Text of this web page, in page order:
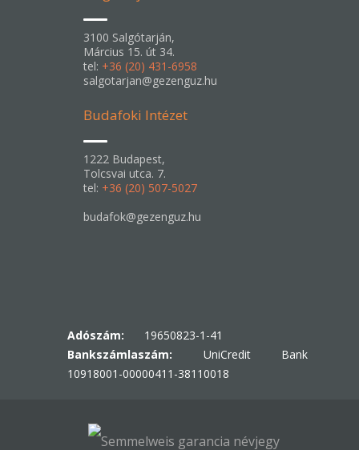
3100 Salgótarján,
Március 15. út 34.
tel: +36 (20) 431-6958
salgotarjan@gezenguz.hu
Budafoki Intézet
1222 Budapest,
Tolcsvai utca. 7.
tel: +36 (20) 507-5027
budafok@gezenguz.hu
Adószám: 19650823-1-41
Bankszámlaszám: UniCredit Bank
10918001-00000411-38110018